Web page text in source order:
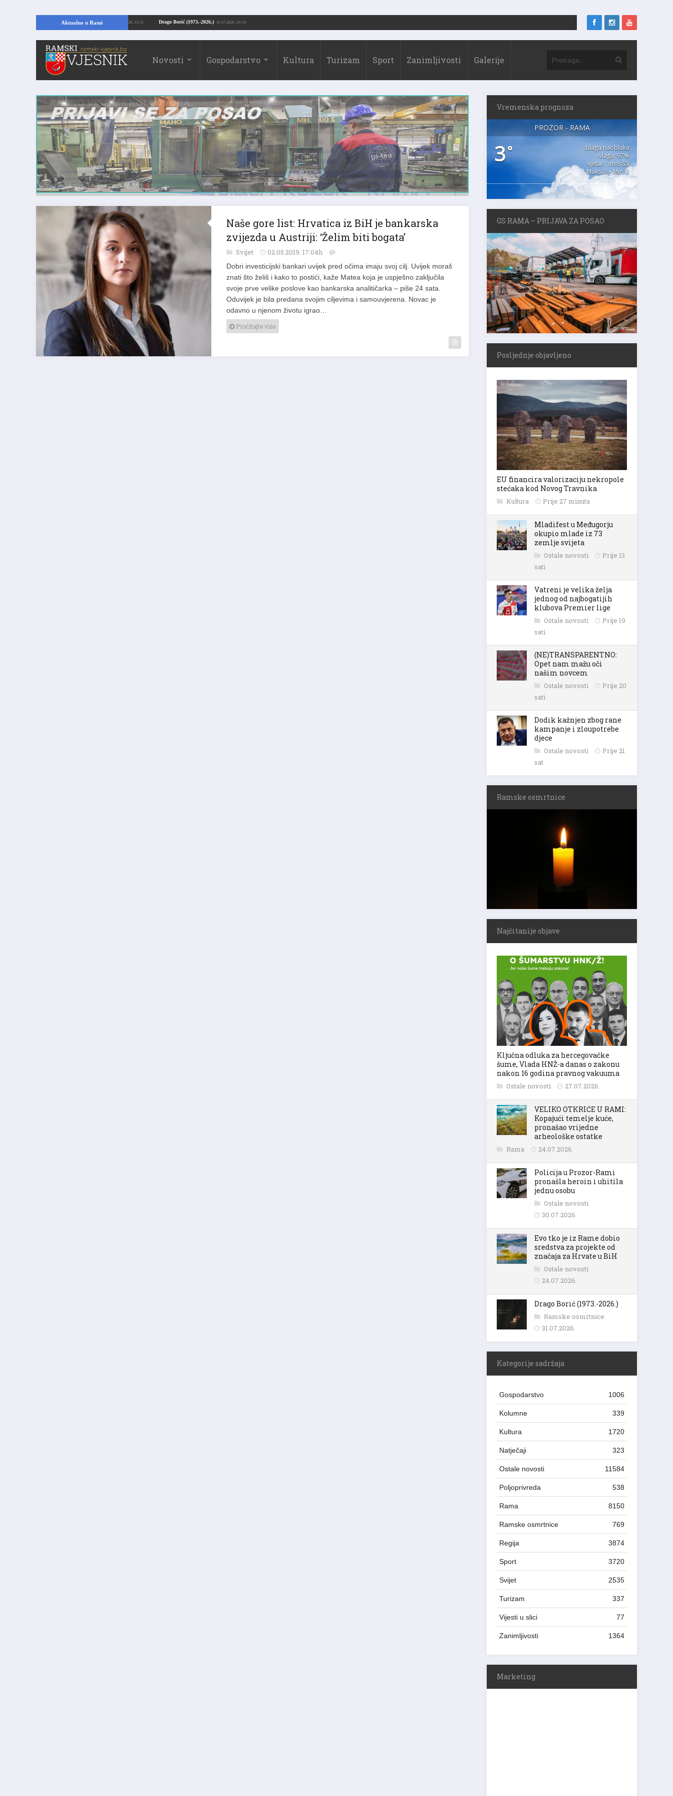
Aktualno u Rami Drago Borić (1973.-2026.) 31.07.2026. 19:10
Kopajući temelje kuće, pronašao vrijedne arheološke ostatke 24.07.2026. 13:51
Novosti Gospodarstvo Kultura Turizam Sport Zanimljivosti Galerije
Naše gore list: Hrvatica iz BiH je bankarska
zvijezda u Austriji: ‘Želim biti bogata’
Svijet 02.05.2019. 17:04h
Dobri investicijski bankari uvijek pred očima imaju svoj cilj. Uvijek moraš
znati što želiš i kako to postići, kaže Matea koja je uspješno zaključila
svoje prve velike poslove kao bankarska analitičarka – piše 24 sata.
Oduvijek je bila predana svojim ciljevima i samouvjerena. Novac je
odavno u njenom životu igrao…
Pročitajte više
Vremenska prognoza
PROZOR - RAMA
3°
blaga naoblaka
vlaga: 97%
vjetar: 1m/s SSI
Maks. 3 • Min. 3
GS RAMA – PRIJAVA ZA POSAO
Posljednje objavljeno
EU financira valorizaciju nekropole
stećaka kod Novog Travnika
Kultura Prije 27 minuta
Mladifest u Međugorju
okupio mlade iz 73
zemlje svijeta
Ostale novosti
Prije 13
sati
Vatreni je velika želja
jednog od najbogatijih
klubova Premier lige
Ostale novosti
Prije 19
sati
(NE)TRANSPARENTNO:
Opet nam mažu oči
našim novcem
Ostale novosti
Prije 20
sati
Dodik kažnjen zbog rane
kampanje i zloupotrebe
djece
Ostale novosti
Prije 21
sat
Ramske osmrtnice
Najčitanije objave
Ključna odluka za hercegovačke
šume, Vlada HNŽ-a danas o zakonu
nakon 16 godina pravnog vakuuma
Ostale novosti 27.07.2026.
VELIKO OTKRIĆE U RAMI:
Kopajući temelje kuće,
pronašao vrijedne
arheološke ostatke
Rama 24.07.2026.
Policija u Prozor-Rami
pronašla heroin i uhitila
jednu osobu
Ostale novosti
30.07.2026.
Evo tko je iz Rame dobio
sredstva za projekte od
značaja za Hrvate u BiH
Ostale novosti
24.07.2026.
Drago Borić (1973.-2026.)
Ramske osmrtnice
31.07.2026.
Kategorije sadržaja
Gospodarstvo 1006
Kolumne 339
Kultura 1720
Natječaji 323
Ostale novosti 11584
Poljoprivreda 538
Rama 8150
Ramske osmrtnice 769
Regija 3874
Sport 3720
Svijet 2535
Turizam 337
Vijesti u slici 77
Zanimljivosti 1364
Marketing